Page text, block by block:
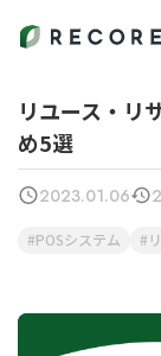
リユース・リ
め5選
2023.01.06
POSシステム